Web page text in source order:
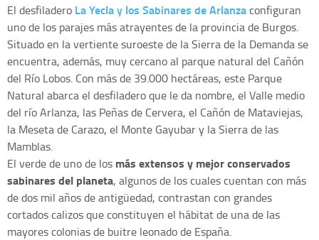
El desfiladero La Yecla y los Sabinares de Arlanzaconfiguran
uno de los parajes más atrayentes de la provincia de Burgos.
Situado en la vertiente suroeste de la Sierra de la Demanda se
encuentra, además, muy cercano al parque natural del Cañón
del Río Lobos. Con más de 39.000 hectáreas, este Parque
Natural abarca el desfiladero que le da nombre, el Valle medio
del río Arlanza, las Peñas de Cervera, el Cañón de Mataviejas,
la Meseta de Carazo, el Monte Gayubar y la Sierra de las
Mamblas.
El verde de uno de los más extensos y mejor conservados
sabinares del planeta, algunos de los cuales cuentan con más
de dos mil años de antigüedad, contrastan con grandes
cortados calizos que constituyen el hábitat de una de las
mayores colonias de buitre leonado de España.